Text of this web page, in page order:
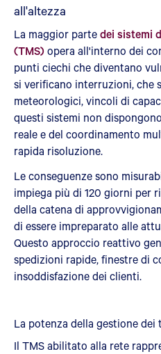
all'altezza
La maggior partedei sistemi
(TMS)opera all'interno dei
punti ciechi che diventano
si verificano interruzioni, che
meteorologici, vincoli di
questi sistemi non
reale e del coordinamento
rapida risoluzione.
Le conseguenze sono
impiega più di 120 giorni per
della catena di
di essere impreparato alle
Questo approccio reattivo
spedizioni rapide, finestre di
insoddisfazione dei clienti.
La potenza della gestione
Il TMS abilitato alla rete